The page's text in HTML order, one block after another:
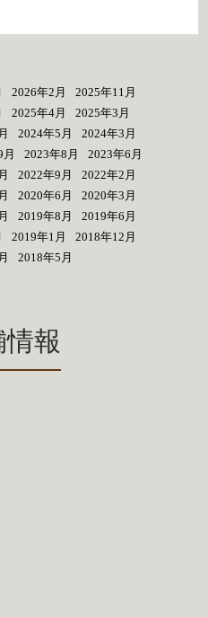
2026年2月
2025年11月
2025年4月
2025年3月
2024年5月
2024年3月
2023年8月
2023年6月
2022年9月
2022年2月
2020年6月
2020年3月
2019年8月
2019年6月
2019年1月
2018年12月
2018年5月
情報